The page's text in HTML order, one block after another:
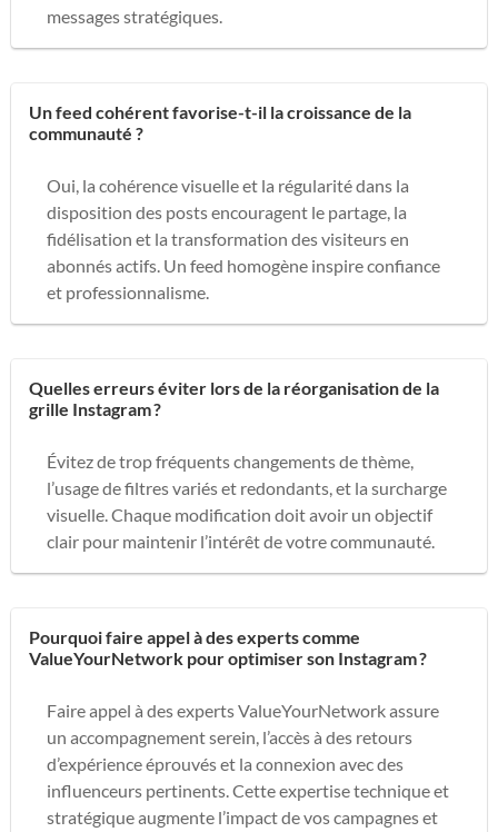
messages stratégiques.
Un feed cohérent favorise-t-il la croissance de la
communauté ?
Oui, la cohérence visuelle et la régularité dans la
disposition des posts encouragent le partage, la
fidélisation et la transformation des visiteurs en
abonnés actifs. Un feed homogène inspire confiance
et professionnalisme.
Quelles erreurs éviter lors de la réorganisation de la
grille Instagram ?
Évitez de trop fréquents changements de thème,
l’usage de filtres variés et redondants, et la surcharge
visuelle. Chaque modification doit avoir un objectif
clair pour maintenir l’intérêt de votre communauté.
Pourquoi faire appel à des experts comme
ValueYourNetwork pour optimiser son Instagram ?
Faire appel à des experts ValueYourNetwork assure
un accompagnement serein, l’accès à des retours
d’expérience éprouvés et la connexion avec des
influenceurs pertinents. Cette expertise technique et
stratégique augmente l’impact de vos campagnes et